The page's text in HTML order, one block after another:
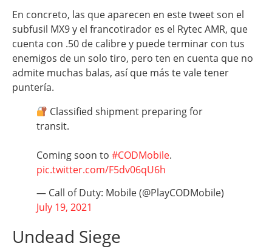
En concreto, las que aparecen en este tweet son el
subfusil MX9 y el francotirador es el Rytec AMR, que
cuenta con .50 de calibre y puede terminar con tus
enemigos de un solo tiro, pero ten en cuenta que no
admite muchas balas, así que más te vale tener
puntería.
Classified shipment preparing for
transit.
Coming soon to #CODMobile.
pic.twitter.com/F5dv06qU6h
— Call of Duty: Mobile (@PlayCODMobile)
July 19, 2021
Undead Siege